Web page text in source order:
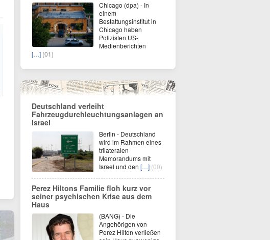
Chicago (dpa) - In
einem
Bestattungsinstitut in
Chicago haben
Polizisten US-
Medienberichten
[…] (01)
Deutschland verleiht
Fahrzeugdurchleuchtungsanlagen an
Israel
Berlin - Deutschland
wird im Rahmen eines
trilateralen
Memorandums mit
Israel und den […] (00)
Perez Hiltons Familie floh kurz vor
seiner psychischen Krise aus dem
Haus
(BANG) - Die
Angehörigen von
Perez Hilton verließen